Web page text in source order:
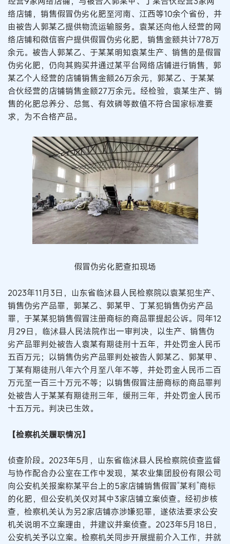
络店铺，销售假冒伪劣化肥至河南、江西等10余个省份，并
由被告人郭某乙提供物流运输服务。袁某还向他人经营的网
络店铺和微信客户提供假冒伪劣化肥，销售金额共计778万
余元。被告人郭某乙、于某某明知袁某生产、销售的是假冒
伪劣化肥，仍向其购买并通过某平台网络店铺进行销售，郭
某乙个人经营的店铺销售金额26万余元，郭某乙、于某某
合伙经营的店铺销售金额27万余元。经检验，袁某生产、销
售的化肥总养分、总氮、有效磷等数值不符合国家标准要
求，为不合格产品。
假冒伪劣化肥查扣现场
2023年11月3日，山东省临沭县人民检察院以袁某犯生产、
销售伪劣产品罪，郭某乙、郭某甲、丁某犯销售伪劣产品
罪，于某某犯销售假冒注册商标的商品罪提起公诉。同年12
月29日，临沭县人民法院作出一审判决，以生产、销售伪
劣产品罪判处被告人袁某有期徒刑十五年，并处罚金人民币
五百万元；以销售伪劣产品罪判处被告人郭某乙、郭某甲、
丁某有期徒刑八年六个月至八年不等，并处罚金人民币二百
万元至一百三十万元不等；以销售假冒注册商标的商品罪判
处被告人于某某有期徒刑三年，缓刑三年，并处罚金人民币
十五万元。判决已生效。
【检察机关履职情况】
侦查阶段。2023年5月，山东省临沭县人民检察院侦查监督
与协作配合办公室在工作中发现，某农业集团股份有限公司
向公安机关报案称某平台上的5家店铺销售假冒“某利”商标
的化肥，但公安机关仅对其中3家店铺立案侦查。经初步核
查，检察机关认为另2家店铺亦涉嫌犯罪，遂依法要求公安
机关说明不立案理由，并建议并案侦查。2023年5月18日，
公安机关予以立案。检察机关同步开展提前介入工作，并就